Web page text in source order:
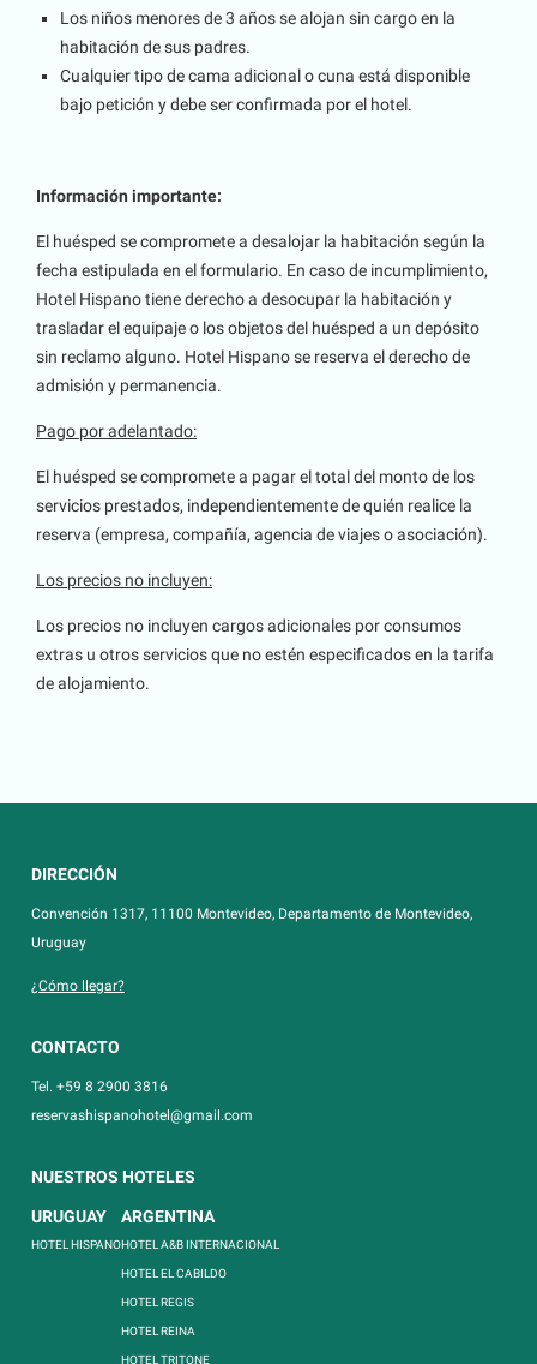
Los niños menores de 3 años se alojan sin cargo en la
habitación de sus padres.
Cualquier tipo de cama adicional o cuna está disponible
bajo petición y debe ser confirmada por el hotel.
Información importante:
El huésped se compromete a desalojar la habitación según la
fecha estipulada en el formulario. En caso de incumplimiento,
Hotel Hispano tiene derecho a desocupar la habitación y
trasladar el equipaje o los objetos del huésped a un depósito
sin reclamo alguno. Hotel Hispano se reserva el derecho de
admisión y permanencia.
Pago por adelantado:
El huésped se compromete a pagar el total del monto de los
servicios prestados, independientemente de quién realice la
reserva (empresa, compañía, agencia de viajes o asociación).
Los precios no incluyen:
Los precios no incluyen cargos adicionales por consumos
extras u otros servicios que no estén especificados en la tarifa
de alojamiento.
DIRECCIÓN
Convención 1317, 11100 Montevideo, Departamento de Montevideo,
Uruguay
¿Cómo llegar?
CONTACTO
Tel. +59 8 2900 3816
reservashispanohotel@gmail.com
NUESTROS HOTELES
URUGUAY
HOTEL HISPANO
ARGENTINA
HOTEL A&B INTERNACIONAL
HOTEL EL CABILDO
HOTEL REGIS
HOTEL REINA
HOTEL TRITONE